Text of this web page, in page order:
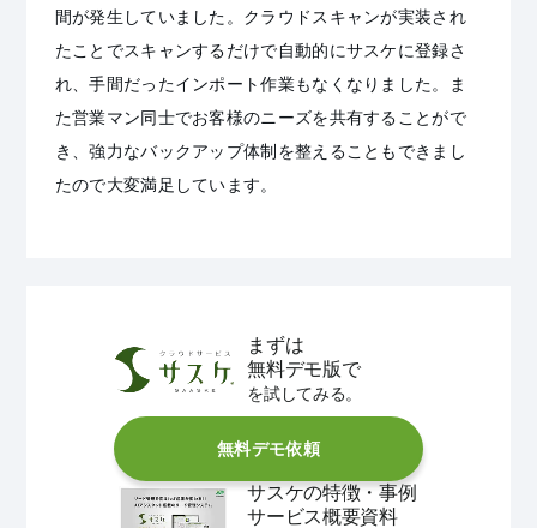
間が発生していました。クラウドスキャンが実装され
たことでスキャンするだけで自動的にサスケに登録さ
れ、手間だったインポート作業もなくなりました。ま
た営業マン同士でお客様のニーズを共有することがで
き、強力なバックアップ体制を整えることもできまし
たので大変満足しています。
まずは
無料デモ版で
を試してみる。
無料デモ依頼
サスケの特徴・事例
サービス概要資料